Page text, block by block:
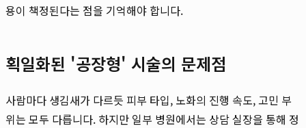
용이 책정된다는 점을 기억해야 합니다.
획일화된 '공장형' 시술의 문제점
사람마다 생김새가 다르듯 피부 타입, 노화의 진행 속도, 고민 부
위는 모두 다릅니다. 하지만 일부 병원에서는 상담 실장을 통해 정